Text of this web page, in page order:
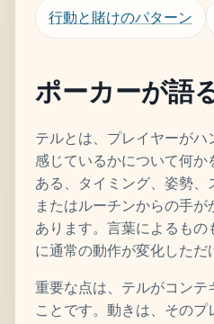
行動と賭けのパターン
ポーカーが語
テルとは、プレイヤーが
感じているかについて何
ある、タイミング、姿勢、
またはルーチンからの手
あります。言葉によるも
に通常の動作が変化しただ
重要な点は、テルがコンテ
ことです。動きは、そのプ